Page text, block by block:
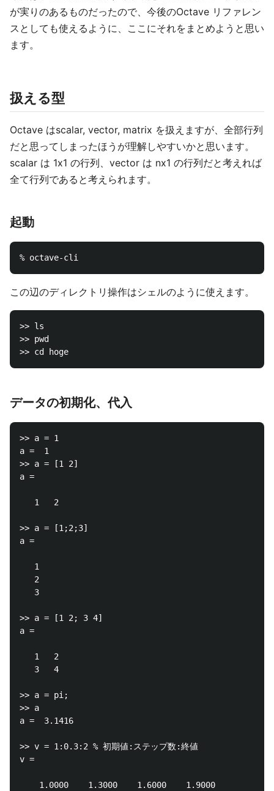
が実りのあるものだったので、今後のOctave リファレン
スとしても使えるように、ここにそれをまとめようと思い
ます。
扱える型
Octave はscalar, vector, matrix を扱えますが、全部行列
だと思ってしまったほうが理解しやすいかと思います。
scalar は 1x1 の行列、vector は nx1 の行列だと考えれば
全て行列であると考えられます。
起動
この辺のディレクトリ操作はシェルのように使えます。
>> ls
>> pwd
データの初期化、代入
>> a = 1
a =  1
>> a = [1 2]
a =
   1   2
>> a = [1;2;3]
a =
   1
   2
   3
>> a = [1 2; 3 4]
a =
   1   2
   3   4
>> a = pi;
>> a
a =  3.1416
>> v = 1:0.3:2 % 初期値:ステップ数:終値
v =
    1.0000    1.3000    1.6000    1.9000